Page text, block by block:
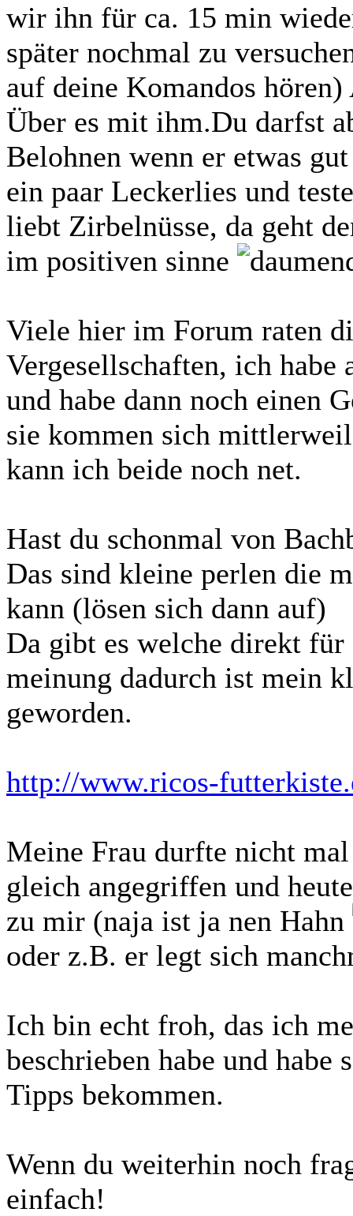
wir ihn für ca. 15 min
später nochmal zu
auf deine Komandos
Über es mit ihm.Du darfst
Belohnen wenn er etwas
ein paar Leckerlies und
liebt Zirbelnüsse, da geht
im positiven sinne
Viele hier im Forum raten
Vergesellschaften, ich habe
und habe dann noch einen
sie kommen sich
kann ich beide noch net.
Hast du schonmal von
Das sind kleine perlen die
kann (lösen sich dann auf)
Da gibt es welche direkt
meinung dadurch ist mein
geworden.
http://www.ricos-
Meine Frau durfte nicht
gleich angegriffen und
zu mir (naja ist ja nen Hahn
oder z.B. er legt sich
Ich bin echt froh, das ich
beschrieben habe und
Tipps bekommen.
Wenn du weiterhin noch
einfach!